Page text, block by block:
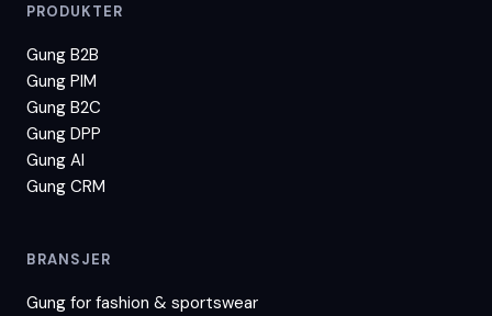
PRODUKTER
Gung B2B
Gung PIM
Gung B2C
Gung DPP
Gung AI
Gung CRM
BRANSJER
Gung for fashion & sportswear